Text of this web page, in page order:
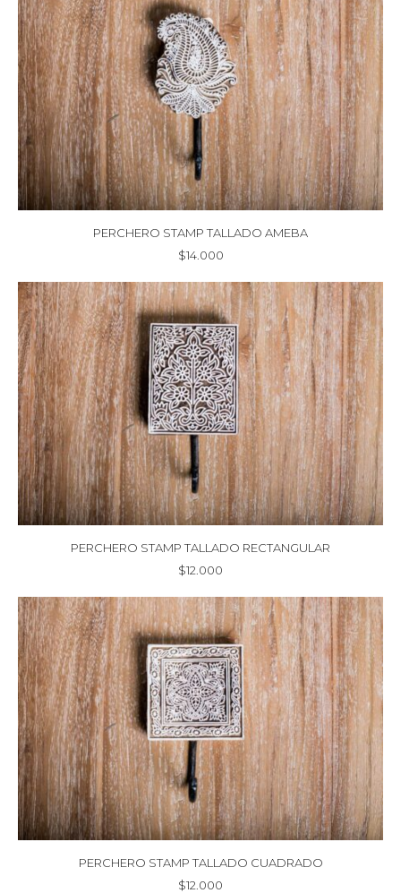
PERCHERO STAMP TALLADO AMEBA
$14.000
PERCHERO STAMP TALLADO RECTANGULAR
$12.000
PERCHERO STAMP TALLADO CUADRADO
$12.000